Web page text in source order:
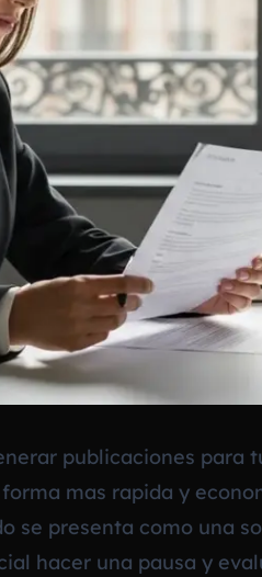
publicaciones para
mas rapida y
se presenta como una
hacer una pausa y